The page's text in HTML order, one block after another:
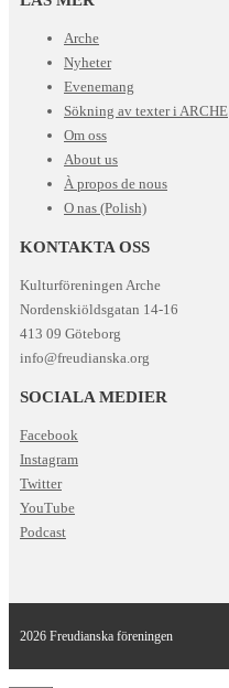
Arche
Nyheter
Evenemang
Sökning av texter i ARCHE
Om oss
About us
À propos de nous
O nas (Polish)
KONTAKTA OSS
Kulturföreningen Arche
Nordenskiöldsgatan 14-16
413 09 Göteborg
info@freudianska.org
SOCIALA MEDIER
Facebook
Instagram
Twitter
YouTube
Podcast
2026 Freudianska föreningen